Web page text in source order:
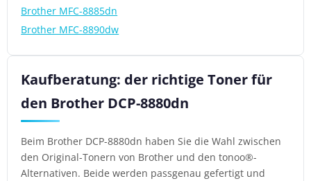
Brother MFC-8885dn
Brother MFC-8890dw
Kaufberatung: der richtige Toner für
den Brother DCP-8880dn
Beim Brother DCP-8880dn haben Sie die Wahl zwischen
den Original-Tonern von Brother und den tonoo®-
Alternativen. Beide werden passgenau gefertigt und